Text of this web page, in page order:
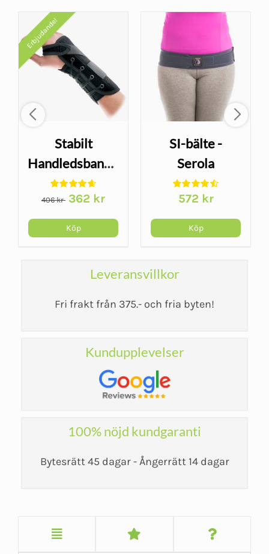
Erbjudande!
Stabilt
Handledsbandage
- Wrist Lacer
406kr Det
priset
362 krDet
Köp
SI-bälte -
Serola
Sacroiliac Belt
572 kr
Köp
Leveransvillkor
Fri frakt från 375.- och fria byten!
Kundupplevelser
100% nöjd kundgaranti
Bytesrätt 45 dagar - Ångerrätt 14 dagar